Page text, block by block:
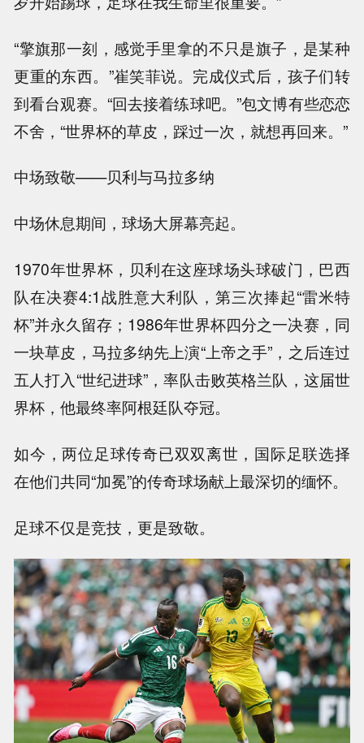
“擎旗那一刻，感觉手里拿的不只是旗子，是某种
更重的东西。”崔笑菲说。完成仪式后，孩子们转
到看台观赛。“回去接着练球吧。”包文博有些恋恋
不舍，“世界杯的草皮，踩过一次，就想再回来。”
中场致敬——贝利与马拉多纳
中场休息期间，球场大屏幕亮起。
1970年世界杯，贝利在这座球场头球破门，巴西
队在决赛4:1战胜意大利队，第三次捧起“雷米特
杯”并永久留存；1986年世界杯四分之一决赛，同
一块草皮，马拉多纳先上演“上帝之手”，之后连过
五人打入“世纪进球”，率队击败英格兰队，这届世
界杯，他最终率阿根廷队夺冠。
如今，两位足球传奇已双双离世，国际足联选择
在他们共同“加冕”的传奇球场献上最深切的缅怀。
足球不仅是竞技，更是致敬。